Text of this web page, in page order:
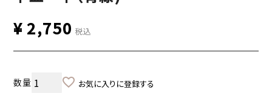
¥2,750 税込
お気に入りに登録する